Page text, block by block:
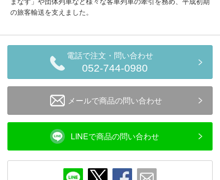
ログイン/マイページ
新規会員登録
会員ランクについて
レビューについて
の旅客輸送を支えました。
電話で注文・問い合わせ
052-744-0980
メールで商品の問い合わせ
LINEで商品の問い合わせ